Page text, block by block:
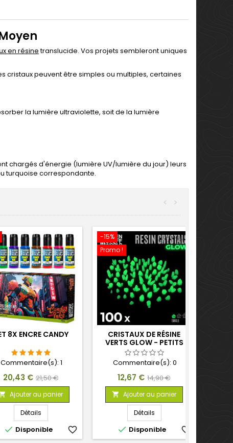
en résinetranslucide. Vos projets sembleront uniques
cristaux peuvent être simples ou multiples, certaines
la lumière ultraviolette, soit de la lumière
chargés d'énergie (lumière UV/lumière du jour) leurs
turquoise correspondante.
>
<
8X ENCRE CANDY
Commentaire(s): 1
Prix
20,43 € Prix
de
base
21,50 €
Ajouter au panier
Détails
 Disponible favorite_border
-15%
Promo !
CRISTAUX DE RÉSINE
VERTS GLOW - PETITS
Commentaire(s): 0
Prix
12,67 € Prix
de
base
14,90 €
 Ajouter au panier
Détails
 Disponible favorite_border